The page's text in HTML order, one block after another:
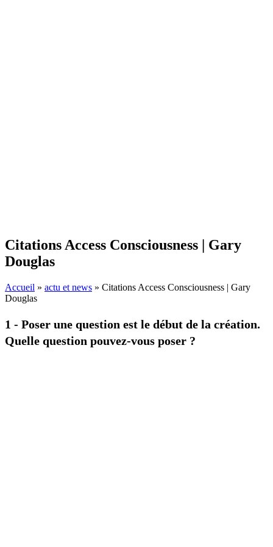
Citations Access Consciousness | Gary
Douglas
Accueil » actu et news » Citations Access Consciousness | Gary
Douglas
1 - Poser une question est le début de la création.
Quelle question pouvez-vous poser ?